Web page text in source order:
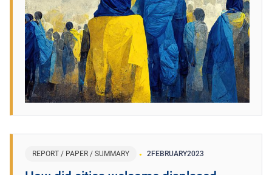
REPORT / PAPER / SUMMARY 2FEBRUARY2023